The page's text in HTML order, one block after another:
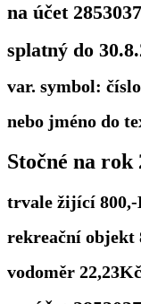
na účet
splatný do
var. symbol:
nebo jméno do
Stočné na rok
trvale žijící
rekreační objekt
vodoměr